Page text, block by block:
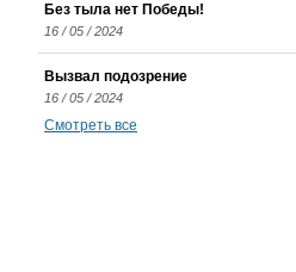
Без тыла нет Победы!
16 / 05 / 2024
Вызвал подозрение
16 / 05 / 2024
Смотреть все